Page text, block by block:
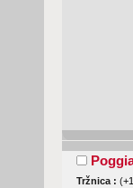
Tržnica : (+1